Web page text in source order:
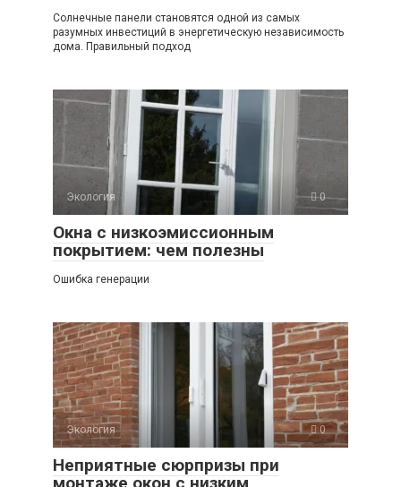
Солнечные панели становятся одной из самых
разумных инвестиций в энергетическую независимость
дома. Правильный подход
Экология 0
Окна с низкоэмиссионным
покрытием: чем полезны
Ошибка генерации
Экология 0
Неприятные сюрпризы при
монтаже окон с низким